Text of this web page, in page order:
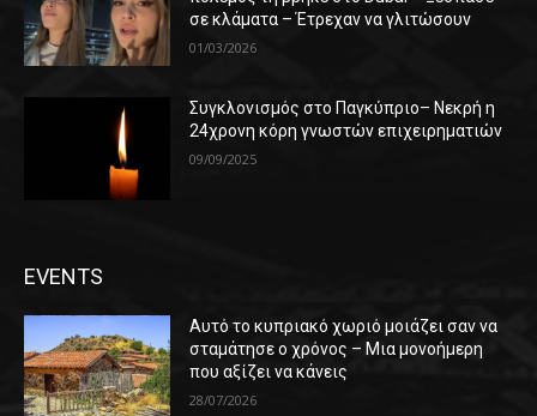
σε κλάματα – Έτρεχαν να γλιτώσουν
01/03/2026
Συγκλονισμός στο Παγκύπριο– Νεκρή η
24χρονη κόρη γνωστών επιχειρηματιών
09/09/2025
EVENTS
Αυτό το κυπριακό χωριό μοιάζει σαν να
σταμάτησε ο χρόνος – Μια μονοήμερη
που αξίζει να κάνεις
28/07/2026